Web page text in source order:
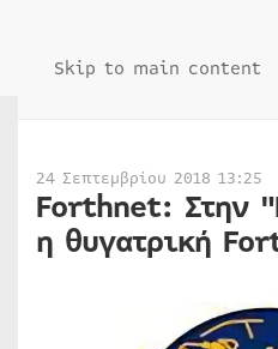
Skip to main content
24 Σεπτεμβρίου 2018 13:25
Forthnet: Στην
η θυγατρική